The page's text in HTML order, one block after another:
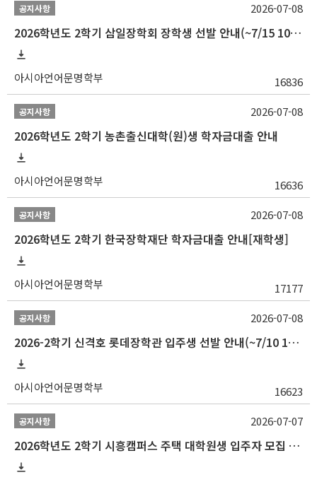
공지사항
2026학년도 2학기 삼일장학회 장학생 선발 안내(~7/15 10:00)
아시아언어문명학부 16836
2026-07-08
공지사항
2026학년도 2학기 농촌출신대학(원)생 학자금대출 안내
아시아언어문명학부 16636
2026-07-08
공지사항
2026학년도 2학기 한국장학재단 학자금대출 안내[재학생]
아시아언어문명학부 17177
2026-07-08
공지사항
2026-2학기 신격호 롯데장학관 입주생 선발 안내(~7/10 10:00)
아시아언어문명학부 16623
2026-07-08
공지사항
2026학년도 2학기 시흥캠퍼스 주택 대학원생 입주자 모집 안내
2026-07-07